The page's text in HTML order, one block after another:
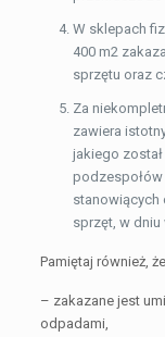
W sklepach
400 m2
sprzętu oraz
Za
zawiera
jakiego
podzespołów
stanowiących
sprzęt, w
Pamiętaj również,
– zakazane jest
odpadami,